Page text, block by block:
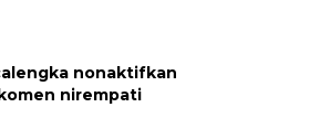
nonaktifkan
nirempati